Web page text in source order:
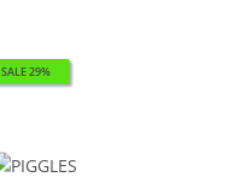
SALE 29%